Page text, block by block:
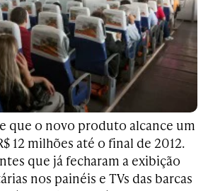
que o novo produto alcance um
12 milhões até o final de 2012.
que já fecharam a exibição
nos painéis e TVs das barcas